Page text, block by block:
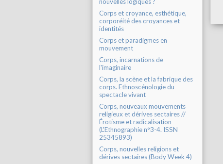
Corps et croyance, esthétique,
corporéité des croyances et
identités
Corps et paradigmes en
mouvement
Corps, incarnations de
l'imaginaire
Corps, la scène et la fabrique des
corps. Ethnoscénologie du
spectacle vivant
Corps, nouveaux mouvements
religieux et dérives sectaires //
Érotisme et radicalisation
(L'Ethnographie n°3-4. ISSN
25345893)
Corps, nouvelles religions et
dérives sectaires (Body Week 4)